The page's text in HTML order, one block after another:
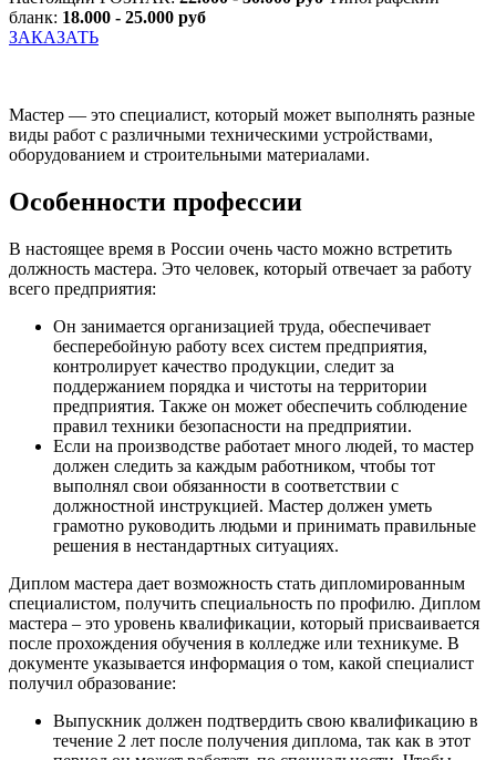
бланк: 18.000 - 25.000 руб
ЗАКАЗАТЬ
Мастер — это специалист, который может выполнять разные
виды работ с различными техническими устройствами,
оборудованием и строительными материалами.
Особенности профессии
В настоящее время в России очень часто можно встретить
должность мастера. Это человек, который отвечает за работу
всего предприятия:
Он занимается организацией труда, обеспечивает
бесперебойную работу всех систем предприятия,
контролирует качество продукции, следит за
поддержанием порядка и чистоты на территории
предприятия. Также он может обеспечить соблюдение
правил техники безопасности на предприятии.
Если на производстве работает много людей, то мастер
должен следить за каждым работником, чтобы тот
выполнял свои обязанности в соответствии с
должностной инструкцией. Мастер должен уметь
грамотно руководить людьми и принимать правильные
решения в нестандартных ситуациях.
Диплом мастера дает возможность стать дипломированным
специалистом, получить специальность по профилю. Диплом
мастера – это уровень квалификации, который присваивается
после прохождения обучения в колледже или техникуме. В
документе указывается информация о том, какой специалист
получил образование:
Выпускник должен подтвердить свою квалификацию в
течение 2 лет после получения диплома, так как в этот